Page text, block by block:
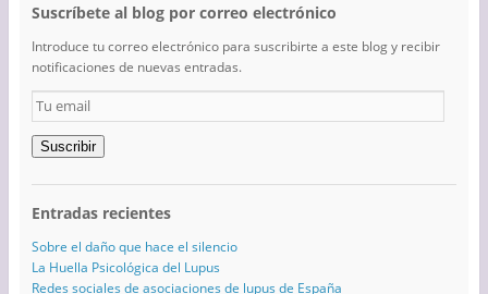
Suscríbete al blog por correo electrónico
Introduce tu correo electrónico para suscribirte a este blog y recibir
notificaciones de nuevas entradas.
Tu
email
Suscribir
Entradas recientes
Sobre el daño que hace el silencio
La Huella Psicológica del Lupus
Redes sociales de asociaciones de lupus de España